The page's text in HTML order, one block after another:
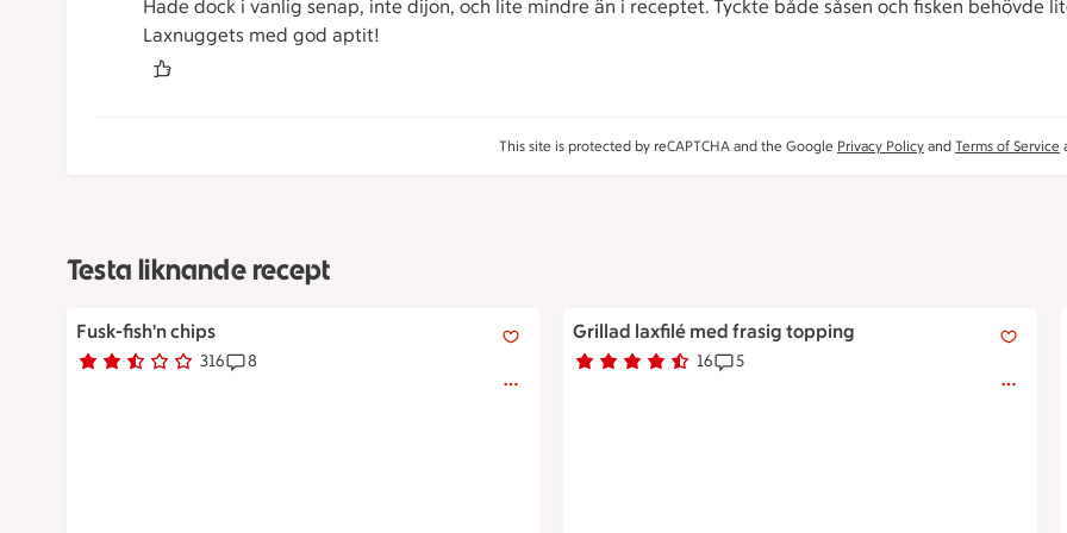
Hade dock i vanlig senap, inte dijon, och lite mindre än i receptet. Tyckte både såsen och fisken behövde
Laxnuggets med god aptit!
This site is protected by reCAPTCHA and the Google Privacy Policy and Terms of Service
Testa liknande recept
Fusk-fish'n chips
Betyg 2.7 av 5. 316
316 personer har röstatReceptet har 8 kommentarer
8
Fusk-fish'n chips
Grillad laxfilé med frasig topping
Betyg 4.2 av 5. 16
16 personer har röstatReceptet har 5 kommentarer
5
En hel bit med lax med rejält med topping av solrosfrön,